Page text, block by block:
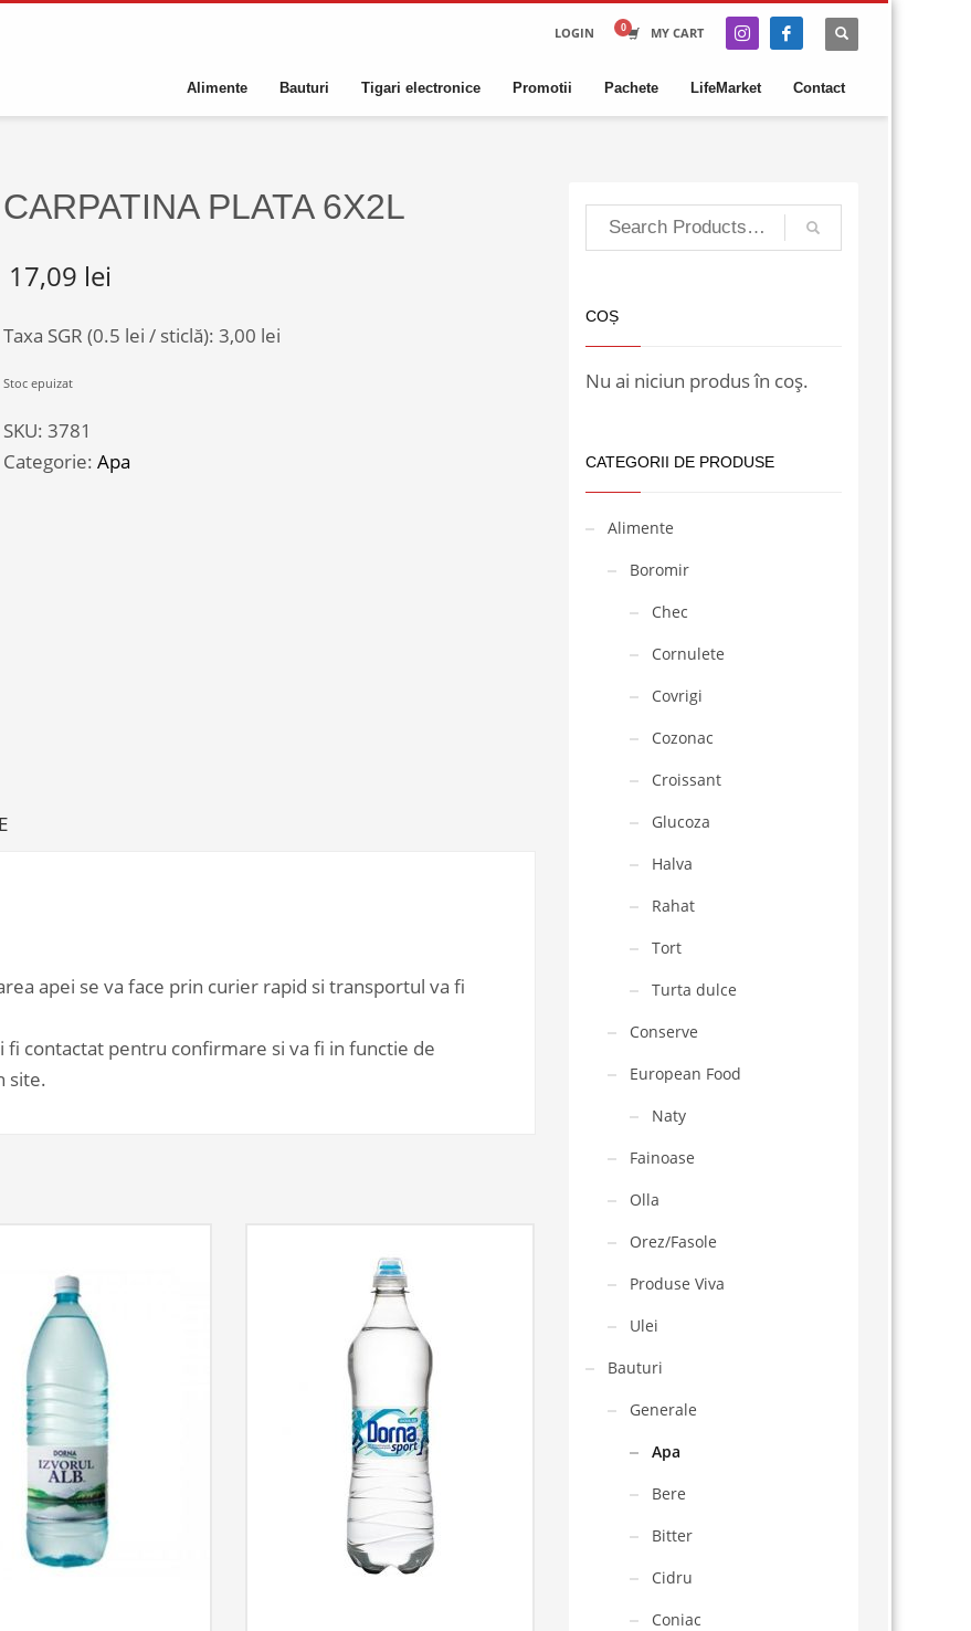
LOGIN MY CART
Alimente Bauturi Tigari electronice Promotii Pachete LifeMarket Contact
CARPATINA PLATA 6X2L
17,09 lei
Taxa SGR (0.5 lei / sticlă): 3,00 lei
Stoc epuizat
SKU: 3781
Categorie: Apa
apei se va face prin curier rapid si transportul va fi
contactat pentru confirmare si va fi in functie de
site.
COȘ
Nu ai niciun produs în coș.
CATEGORII DE PRODUSE
Alimente
Boromir
Chec
Cornulete
Covrigi
Cozonac
Croissant
Glucoza
Halva
Rahat
Tort
Turta dulce
Conserve
European Food
Naty
Fainoase
Olla
Orez/Fasole
Produse Viva
Ulei
Bauturi
Generale
Apa
Bere
Bitter
Cidru
Coniac